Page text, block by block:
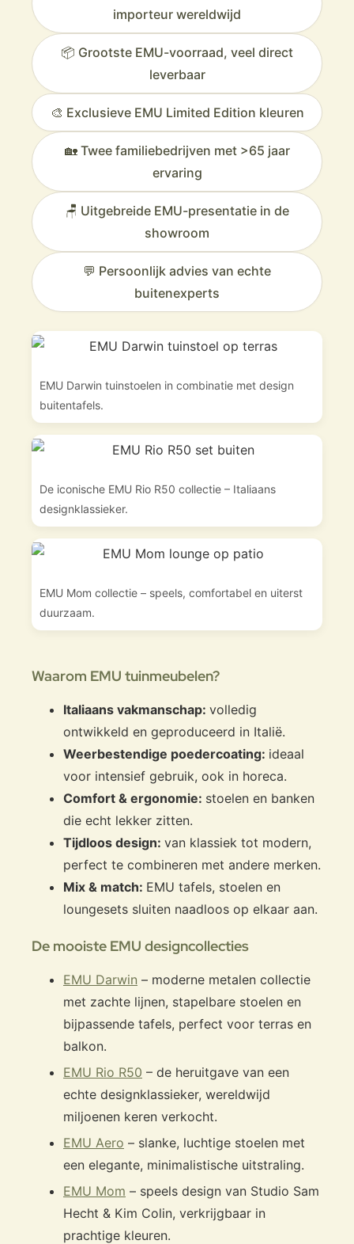
importeur wereldwijd
📦 Grootste EMU-voorraad, veel direct
leverbaar
🎨 Exclusieve EMU Limited Edition kleuren
🏡 Twee familiebedrijven met >65 jaar
ervaring
🪑 Uitgebreide EMU-presentatie in de
showroom
💬 Persoonlijk advies van echte
buitenexperts
EMU Darwin tuinstoelen in combinatie met design
buitentafels.
De iconische EMU Rio R50 collectie – Italiaans
designklassieker.
EMU Mom collectie – speels, comfortabel en uiterst
duurzaam.
Waarom EMU tuinmeubelen?
Italiaans vakmanschap: volledig
ontwikkeld en geproduceerd in Italië.
Weerbestendige poedercoating: ideaal
voor intensief gebruik, ook in horeca.
Comfort & ergonomie: stoelen en banken
die echt lekker zitten.
Tijdloos design: van klassiek tot modern,
perfect te combineren met andere merken.
Mix & match: EMU tafels, stoelen en
loungesets sluiten naadloos op elkaar aan.
De mooiste EMU designcollecties
EMU Darwin – moderne metalen collectie
met zachte lijnen, stapelbare stoelen en
bijpassende tafels, perfect voor terras en
balkon.
EMU Rio R50 – de heruitgave van een
echte designklassieker, wereldwijd
miljoenen keren verkocht.
EMU Aero – slanke, luchtige stoelen met
een elegante, minimalistische uitstraling.
EMU Mom – speels design van Studio Sam
Hecht & Kim Colin, verkrijgbaar in
prachtige kleuren.